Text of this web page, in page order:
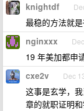
knightdf
最稳的方法就
nginxxx
19 年美加都申
cxe2v Dec
这事是玄学，
章的就职证明